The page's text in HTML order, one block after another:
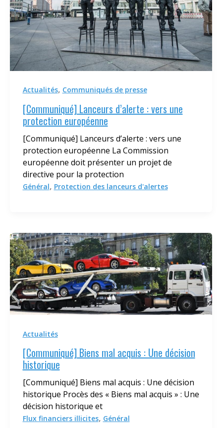
Actualités, Communiqués de presse
[Communiqué] Lanceurs d’alerte : vers une
protection européenne
[Communiqué] Lanceurs d’alerte : vers une
protection européenne La Commission
européenne doit présenter un projet de
directive pour la protection
Général, Protection des lanceurs d'alertes
Actualités
[Communiqué] Biens mal acquis : Une décision
historique
[Communiqué] Biens mal acquis : Une décision
historique Procès des « Biens mal acquis » : Une
décision historique et
Flux financiers illicites, Général